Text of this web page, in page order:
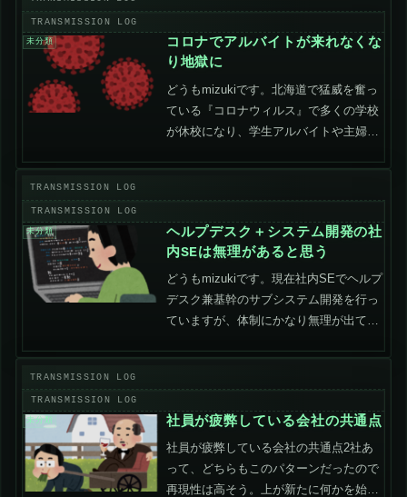
未分類
コロナでアルバイトが来れなくな
り地獄に
どうもmizukiです。北海道で猛威を奮っ
ている『コロナウィルス』で多くの学校
が休校になり、学生アルバイトや主婦パ
なっています。コロナの特需で仕事が増
未分類
ヘルプデスク＋システム開発の社
内SEは無理があると思う
どうもmizukiです。現在社内SEでヘルプ
デスク兼基幹のサブシステム開発を行っ
ていますが、体制にかなり無理が出てき
ステム開発は完全に一人でやっているの
未分類 社員が疲弊している会社の共通点
社員が疲弊している会社の共通点2社あ
って、どちらもこのパターンだったので
再現性は高そう。上が新たに何かを始め